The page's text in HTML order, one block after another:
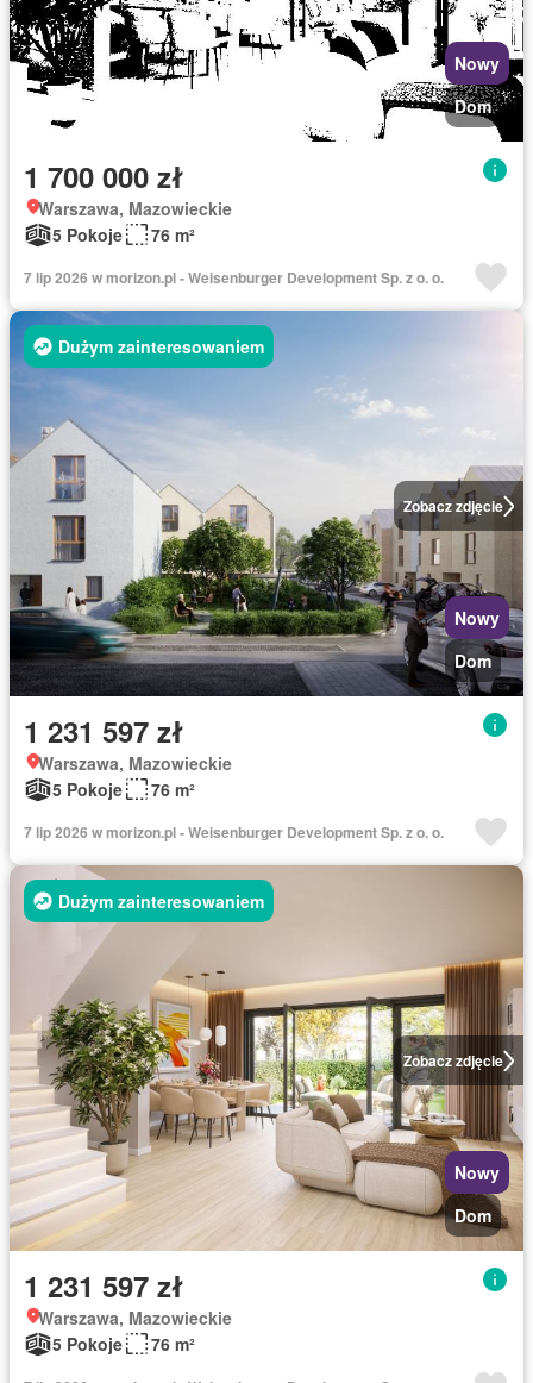
Nowy
Dom
1 700 000 zł
Warszawa, Mazowieckie
5 Pokoje
76 m²
7 lip 2026 w morizon.pl - Weisenburger Development Sp. z o. o.
Zobacz zdjęcie
Dużym zainteresowaniem
Nowy
Dom
1 231 597 zł
Warszawa, Mazowieckie
5 Pokoje
76 m²
7 lip 2026 w morizon.pl - Weisenburger Development Sp. z o. o.
Zobacz zdjęcie
Dużym zainteresowaniem
Nowy
Dom
1 231 597 zł
Warszawa, Mazowieckie
5 Pokoje
76 m²